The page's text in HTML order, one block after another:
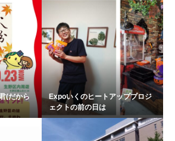
(だから
Expoいくのヒートアッププロジ
ェクトの前の日は